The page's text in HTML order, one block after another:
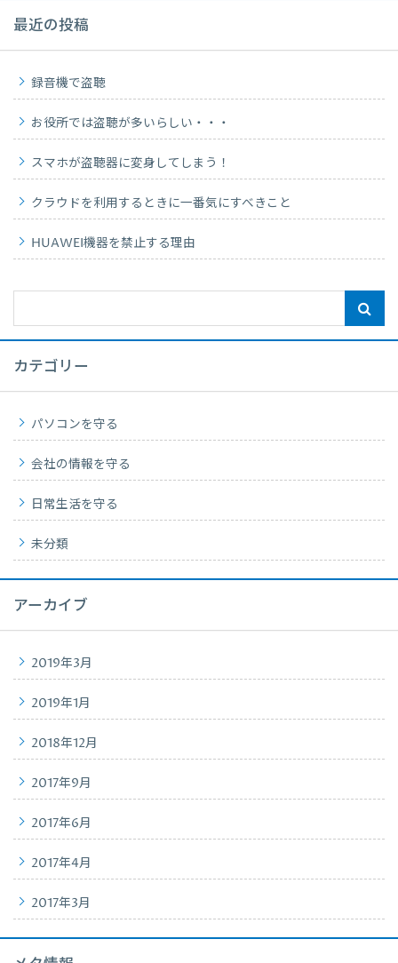
最近の投稿
録音機で盗聴
お役所では盗聴が多いらしい・・・
スマホが盗聴器に変身してしまう！
クラウドを利用するときに一番気にすべきこと
HUAWEI機器を禁止する理由
カテゴリー
パソコンを守る
会社の情報を守る
日常生活を守る
未分類
アーカイブ
2019年3月
2019年1月
2018年12月
2017年9月
2017年6月
2017年4月
2017年3月